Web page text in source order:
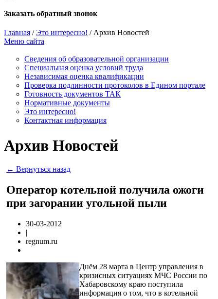
Заказать обратный звонок
Главная /Это интересно! / Архив Новостей
Меню сайта
Сведения об образовательной организации
Cпециальная оценка условий труда
Независимая оценка квалификации
Проверка подлинности протоколов в Едином портале
Готовность документов ТАК
Нормативные документы
Это интересно!
Контактная информация
Архив Новостей
← Вернуться назад
Оператор котельной получила ожоги
при загорании угольной пыли
30-03-2012
|
regnum.ru
Днём 28 марта в Центр управления в
кризисных ситуациях МЧС России по
Хабаровскому краю поступила
информация о том, что в котельной